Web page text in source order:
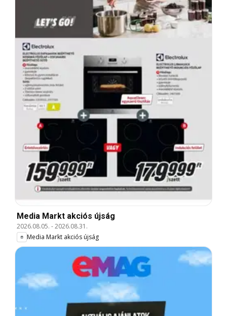
Media Markt akciós újság
2026.08.05. -2026.08.31.
Media Markt akciós újság